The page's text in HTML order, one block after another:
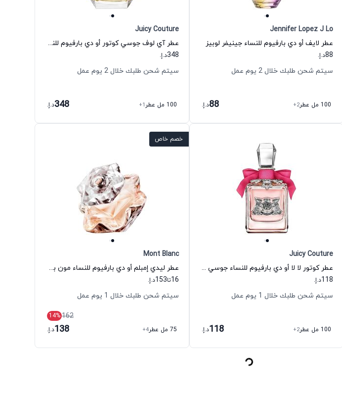
Jennifer Lopez J Lo
عطر لايف أو دي بارفيوم للنساء جينيفر لوبيز
88د.إ.
سيتم شحن طلبك خلال 2 يوم عمل
100 مل عطر +2
88د.إ.
Juicy Couture
عطر آي لوف جوسي كوتور أو دي بارفيوم للنساء جوسي كوتور
348د.إ.
سيتم شحن طلبك خلال 2 يوم عمل
100 مل عطر +1
348د.إ.
Juicy Couture
عطر كوتور لا لا أو دي بارفيوم للنساء جوسي كوتور
118د.إ.
سيتم شحن طلبك خلال 1 يوم عمل
100 مل عطر +2
118د.إ.
خصم خاص
Mont Blanc
عطر ليدي إمبلم أو دي بارفيوم للنساء مون بلان
16تا153د.إ.
سيتم شحن طلبك خلال 1 يوم عمل
162
14%
75 مل عطر
+4
138د.إ.